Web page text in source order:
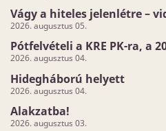
Vágy a hiteles jelenlétre –
2026. augusztus 05.
Pótfelvételi a KRE PK-ra, a
2026. augusztus 04.
Hidegháború helyett
2026. augusztus 04.
Alakzatba!
2026. augusztus 03.